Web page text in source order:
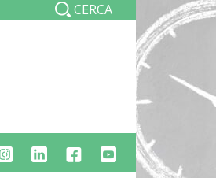
CERCA